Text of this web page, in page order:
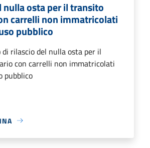
nulla osta per il transito
carrelli non immatricolati
pubblico
rilascio del nulla osta per il
con carrelli non immatricolati
pubblico